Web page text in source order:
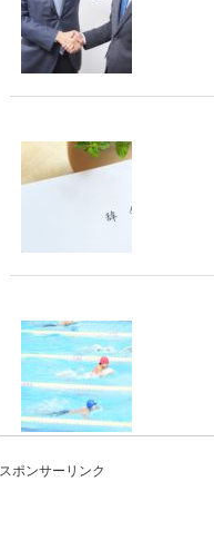
スポンサーリンク